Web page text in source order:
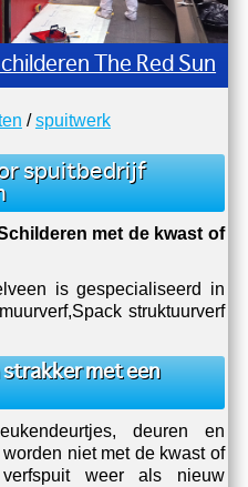
The Red Sun
/spuitwerk
spuitbedrijf
met de kwast of
is gespecialiseerd in
struktuurverf
met een
deuren en
niet met de kwast of
weer als nieuw